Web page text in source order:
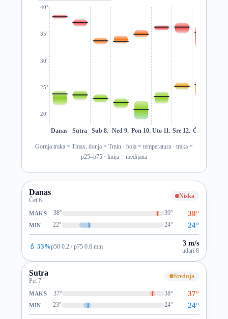
20°
25°
30°
35°
40°
Danas Sutra Sub 8. Ned 9. Pon 10. Uto 11. Sre 12. Čet 13.
Gornja traka = Tmax, donja = Tmin · boja = temperatura · traka =
p25–p75 · linija = medijana
Danas
Čet 6.
Niska
MAKS 38° 39° 38°
MIN 22° 24° 24°
💧 53%p50 0.2 / p75 0.6 mm 3 m/s
udari 8
Sutra
Pet 7.
Srednja
MAKS 37° 38° 37°
MIN 23° 24° 24°